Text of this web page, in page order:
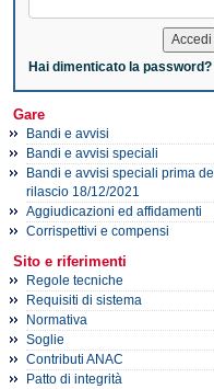
Hai dimenticato la password?
Gare
Bandi e avvisi
Bandi e avvisi speciali
Bandi e avvisi speciali prima del
rilascio 18/12/2021
Aggiudicazioni ed affidamenti
Corrispettivi e compensi
Sito e riferimenti
Regole tecniche
Requisiti di sistema
Normativa
Soglie
Contributi ANAC
Patto di integrità